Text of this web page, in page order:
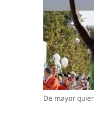
De mayor